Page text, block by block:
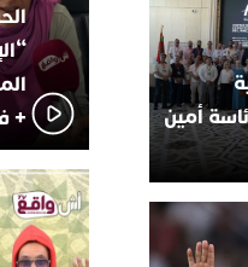
أمين
+